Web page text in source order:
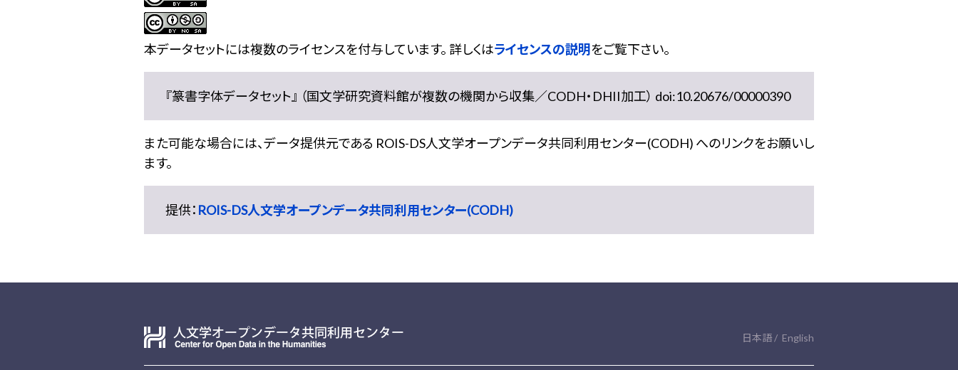
本データセットには複数のライセンスを付与しています。 詳しくはライセンスの説明をご覧下さい。
『篆書字体データセット』 （国文学研究資料館が複数の機関から収集／CODH・DHII加工） doi:10.20676/00000390
また可能な場合には、データ提供元である ROIS-DS人文学オープンデータ共同利用センター(CODH) へのリンクをお願いし
ます。
提供： ROIS-DS人文学オープンデータ共同利用センター(CODH)
日本語 English